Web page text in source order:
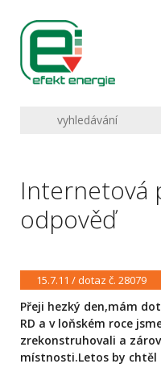
Internetová
odpověď
15.7.11 / dotaz č. 28079
Přeji hezký den,mám
RD a v loňském roce
zrekonstruhovali a
místnosti.Letos by